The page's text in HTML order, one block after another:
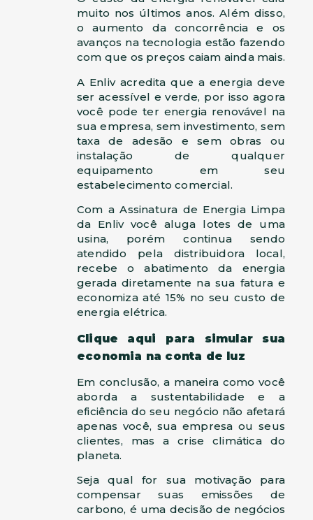
muito nos últimos anos. Além disso,
o aumento da concorrência e os
avanços na tecnologia estão fazendo
com que os preços caiam ainda mais.
A Enliv acredita que a energia deve
ser acessível e verde, por isso agora
você pode ter energia renovável na
sua empresa, sem investimento, sem
taxa de adesão e sem obras ou
instalação de qualquer
equipamento em seu
estabelecimento comercial.
Com a Assinatura de Energia Limpa
da Enliv você aluga lotes de uma
usina, porém continua sendo
atendido pela distribuidora local,
recebe o abatimento da energia
gerada diretamente na sua fatura e
economiza até 15% no seu custo de
energia elétrica.
Clique aqui para simular sua
economia na conta de luz
Em conclusão, a maneira como você
aborda a sustentabilidade e a
eficiência do seu negócio não afetará
apenas você, sua empresa ou seus
clientes, mas a crise climática do
planeta.
Seja qual for sua motivação para
compensar suas emissões de
carbono, é uma decisão de negócios